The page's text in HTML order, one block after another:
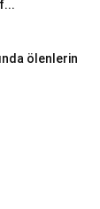
ölenlerin